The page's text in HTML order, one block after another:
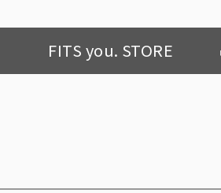
FITS you. STORE